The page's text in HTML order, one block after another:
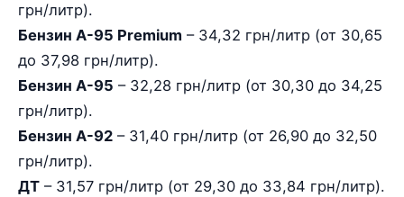
грн/литр).
Бензин А-95 Premium – 34,32 грн/литр (от 30,65
до 37,98 грн/литр).
Бензин А-95 – 32,28 грн/литр (от 30,30 до 34,25
грн/литр).
Бензин А-92 – 31,40 грн/литр (от 26,90 до 32,50
грн/литр).
ДТ – 31,57 грн/литр (от 29,30 до 33,84 грн/литр).